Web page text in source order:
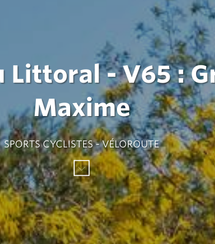
Littoral - V65 :
Maxime
SPORTS CYCLISTES - VÉLOROUTE